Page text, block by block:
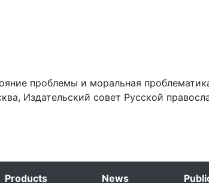
проблемы и моральная
Издательский совет Русской
Products News